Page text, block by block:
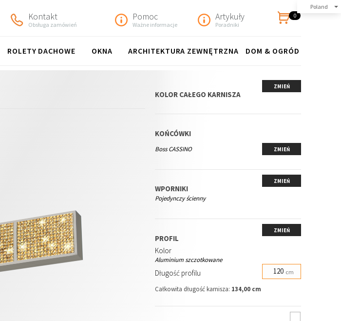
Poland
Kontakt
Obsługa zamówień
Pomoc
Ważne informacje
Artykuły
Poradniki
0
ROLETY DACHOWE OKNA ARCHITEKTURA ZEWNĘTRZNA DOM & OGRÓD
KOLOR CAŁEGO KARNISZA
ZMIEŃ
KOŃCÓWKI
Boss CASSINO ZMIEŃ
WPORNIKI
Pojedynczy ścienny
ZMIEŃ
PROFIL
ZMIEŃ
Kolor
Aluminium szczotkowane
Długość profilu cm
Całkowita długość karnisza: 134,00 cm